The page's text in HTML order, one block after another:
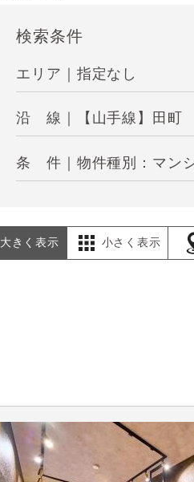
検索条件
エリア｜指定なし
沿 線｜【山手線】田町
条 件｜物件種別：マン
大きく表示 小さく表示